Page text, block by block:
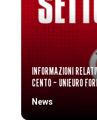
INFORMAZIONI
CENTO – UNIEURO
News